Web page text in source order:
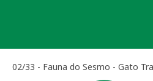
02/33 - Fauna do Sesmo - Gato